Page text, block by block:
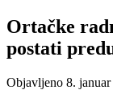
Ortačke
postati
Objavljeno 8.